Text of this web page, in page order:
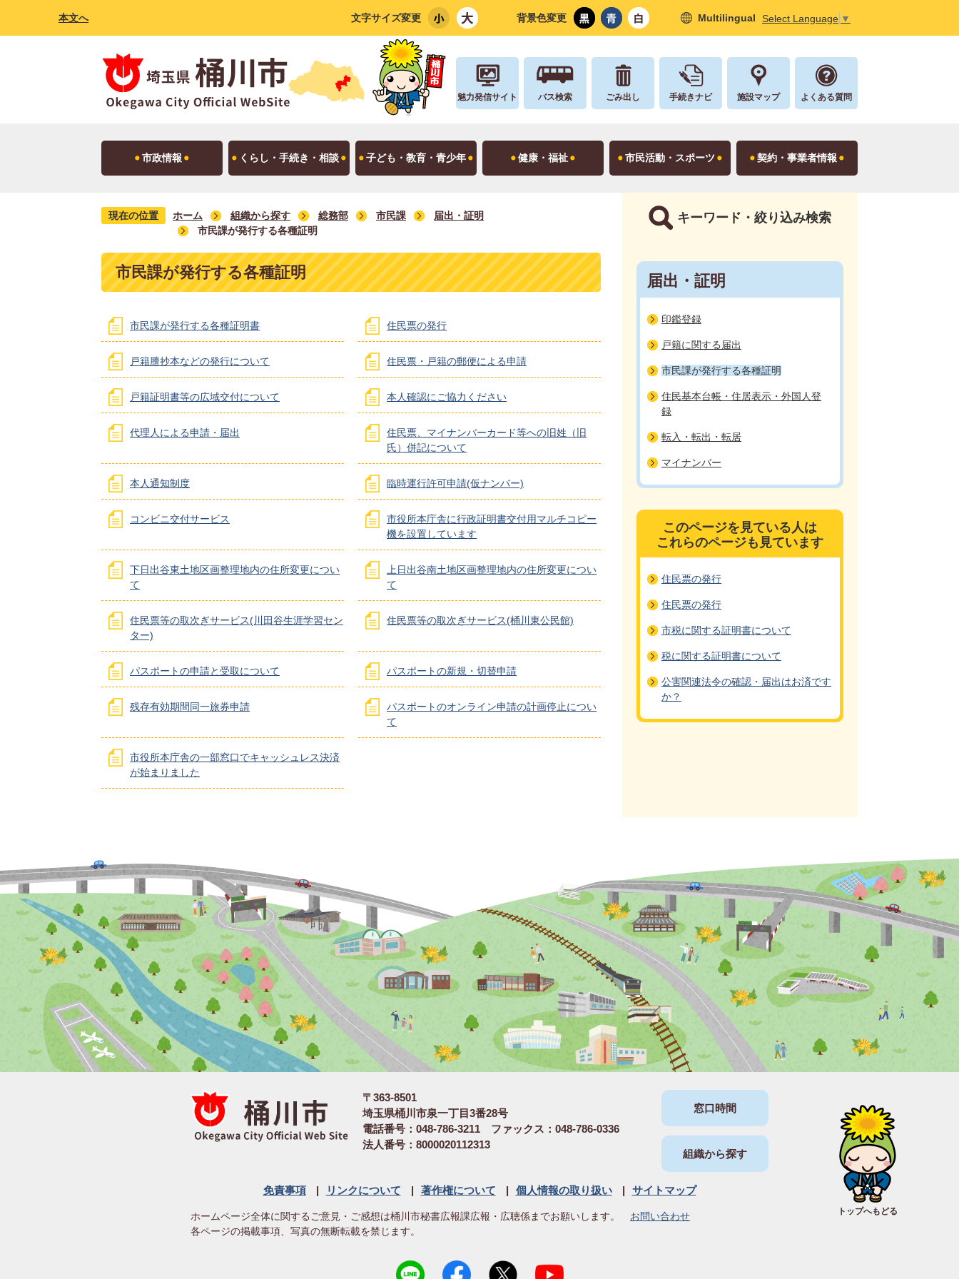
本文へ 文字サイズ変更 背景色変更 Multilingual Select Language ▼
魅力発信サイト バス検索 ごみ出し 手続きナビ 施設マップ よくある質問
市政情報 くらし・手続き・相談 子ども・教育・青少年 健康・福祉 市民活動・スポーツ 契約・事業者情報
現在の位置 ホーム 組織から探す 総務部 市民課
届出・証明
市民課が発行する各種証明
市民課が発行する各種証明
市民課が発行する各種証明書 住民票の発行
戸籍謄抄本などの発行について 住民票・戸籍の郵便による申請
戸籍証明書等の広域交付について 本人確認にご協力ください
代理人による申請・届出
住民票、マイナンバーカード等への旧姓（旧
氏）併記について
本人通知制度 臨時運行許可申請(仮ナンバー)
コンビニ交付サービス
市役所本庁舎に行政証明書交付用マルチコピー
機を設置しています
下日出谷東土地区画整理地内の住所変更につい
て
上日出谷南土地区画整理地内の住所変更につい
て
住民票等の取次ぎサービス(川田谷生涯学習セン
ター)
住民票等の取次ぎサービス(桶川東公民館)
パスポートの申請と受取について パスポートの新規・切替申請
残存有効期間同一旅券申請
パスポートのオンライン申請の計画停止につい
て
市役所本庁舎の一部窓口でキャッシュレス決済
が始まりました
キーワード・絞り込み検索
届出・証明
印鑑登録
戸籍に関する届出
市民課が発行する各種証明
住民基本台帳・住居表示・外国人登
録
転入・転出・転居
マイナンバー
このページを見ている人は
これらのページも見ています
住民票の発行
住民票の発行
市税に関する証明書について
税に関する証明書について
公害関連法令の確認・届出はお済です
か？
トップへもどる
〒363-8501
埼玉県桶川市泉一丁目3番28号
電話番号：048-786-3211 ファックス：048-786-0336
法人番号：8000020112313
窓口時間
組織から探す
免責事項 リンクについて 著作権について 個人情報の取り扱い サイトマップ
ホームページ全体に関するご意見・ご感想は桶川市秘書広報課広報・広聴係までお願いします。 お問い合わせ
各ページの掲載事項、写真の無断転載を禁じます。